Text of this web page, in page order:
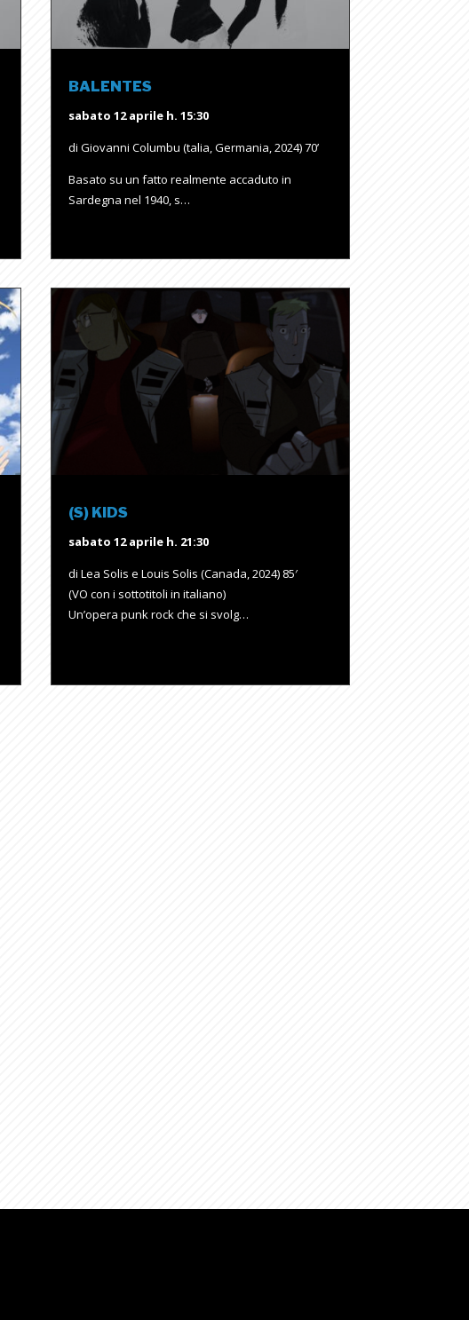
BALENTES
sabato 12 aprile h. 15:30
di Giovanni Columbu (talia, Germania, 2024) 70’
Basato su un fatto realmente accaduto in
Sardegna nel 1940, s…
(S) KIDS
sabato 12 aprile h. 21:30
di Lea Solis e Louis Solis (Canada, 2024) 85′
(VO con i sottotitoli in italiano)
Un’opera punk rock che si svolg…